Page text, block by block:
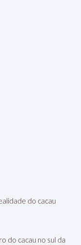
do cacau
do cacau no sul da